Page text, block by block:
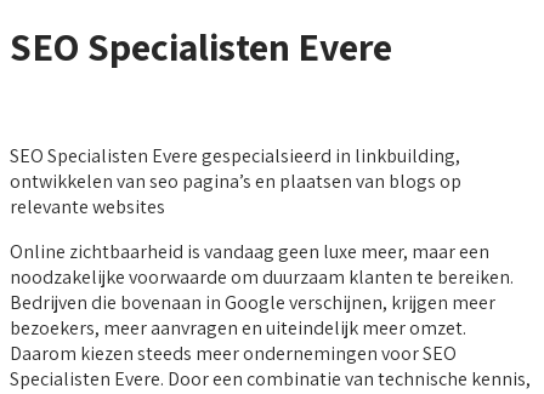
SEO Specialisten Evere
SEO Specialisten Evere gespecialsieerd in linkbuilding,
ontwikkelen van seo pagina’s en plaatsen van blogs op
relevante websites
Online zichtbaarheid is vandaag geen luxe meer, maar een
noodzakelijke voorwaarde om duurzaam klanten te bereiken.
Bedrijven die bovenaan in Google verschijnen, krijgen meer
bezoekers, meer aanvragen en uiteindelijk meer omzet.
Daarom kiezen steeds meer ondernemingen voor SEO
Specialisten Evere. Door een combinatie van technische kennis,